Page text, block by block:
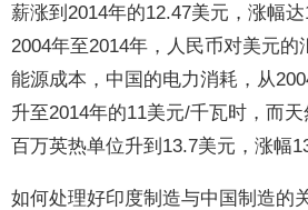
薪涨到2014年的12.47美元，涨幅达
2004年至2014年，人民币对美元的
能源成本，中国的电力消耗，从
升至2014年的11美元/千瓦时，而
百万英热单位升到13.7美元，涨幅
如何处理好印度制造与中国制造的